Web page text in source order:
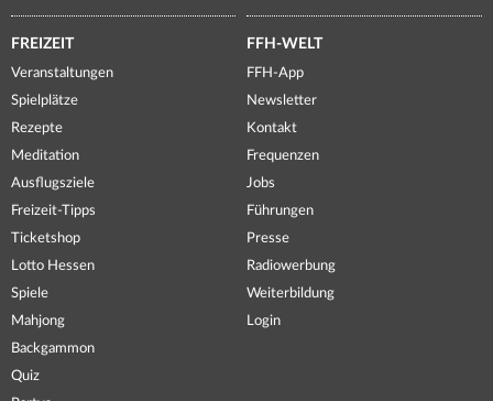
FREIZEIT
Veranstaltungen
Spielplätze
Rezepte
Meditation
Ausflugsziele
Freizeit-Tipps
Ticketshop
Lotto Hessen
Spiele
Mahjong
Backgammon
Quiz
FFH-WELT
FFH-App
Newsletter
Kontakt
Frequenzen
Jobs
Führungen
Presse
Radiowerbung
Weiterbildung
Login